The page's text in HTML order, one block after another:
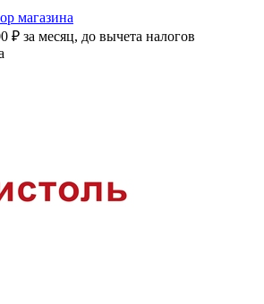
магазина
₽ за месяц, до вычета налогов